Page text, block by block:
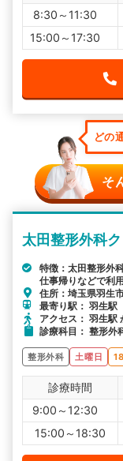
8:30～11:30
15:00～17:30
どの
そ
太田整形外科
特徴：太田整形外
仕事帰りなどで利
住所：埼玉県羽生
最寄り駅： 羽生
アクセス： 羽生駅
診療科目： 整形外
整形外科 土曜日
診療時間
9:00～12:30
15:00～18:30